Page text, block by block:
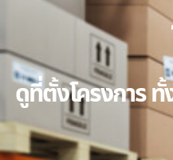
ดูที่ตั้งโครงการ